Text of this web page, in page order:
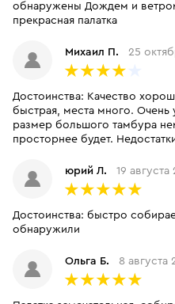
обнаружены Дождем и
прекрасная палатка
Михаил П. 25
Достоинства: Качество
быстрая, места много. Очень
размер большого тамбура
просторнее будет.
юрий Л. 19 августа
Достоинства: быстро
обнаружили
Ольга Б. 8 августа